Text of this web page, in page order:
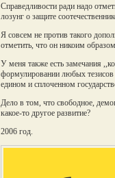
Справедливости ради надо
лозунг о защите
Я совсем не против такого
отметить, что он никоим
У меня также есть замечания
формулировании любых тезисов
едином и сплоченном
Дело в том, что свободное,
какое-то другое развитие?
2006 год.